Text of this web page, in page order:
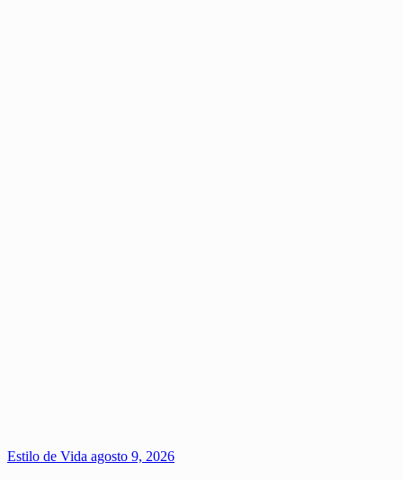
Estilo de Vida agosto 9, 2026